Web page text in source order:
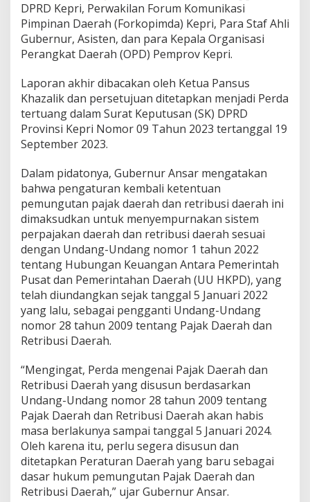
DPRD Kepri, Perwakilan Forum Komunikasi
Pimpinan Daerah (Forkopimda) Kepri, Para Staf Ahli
Gubernur, Asisten, dan para Kepala Organisasi
Perangkat Daerah (OPD) Pemprov Kepri.
Laporan akhir dibacakan oleh Ketua Pansus
Khazalik dan persetujuan ditetapkan menjadi Perda
tertuang dalam Surat Keputusan (SK) DPRD
Provinsi Kepri Nomor 09 Tahun 2023 tertanggal 19
September 2023.
Dalam pidatonya, Gubernur Ansar mengatakan
bahwa pengaturan kembali ketentuan
pemungutan pajak daerah dan retribusi daerah ini
dimaksudkan untuk menyempurnakan sistem
perpajakan daerah dan retribusi daerah sesuai
dengan Undang-Undang nomor 1 tahun 2022
tentang Hubungan Keuangan Antara Pemerintah
Pusat dan Pemerintahan Daerah (UU HKPD), yang
telah diundangkan sejak tanggal 5 Januari 2022
yang lalu, sebagai pengganti Undang-Undang
nomor 28 tahun 2009 tentang Pajak Daerah dan
Retribusi Daerah.
“Mengingat, Perda mengenai Pajak Daerah dan
Retribusi Daerah yang disusun berdasarkan
Undang-Undang nomor 28 tahun 2009 tentang
Pajak Daerah dan Retribusi Daerah akan habis
masa berlakunya sampai tanggal 5 Januari 2024.
Oleh karena itu, perlu segera disusun dan
ditetapkan Peraturan Daerah yang baru sebagai
dasar hukum pemungutan Pajak Daerah dan
Retribusi Daerah,” ujar Gubernur Ansar.